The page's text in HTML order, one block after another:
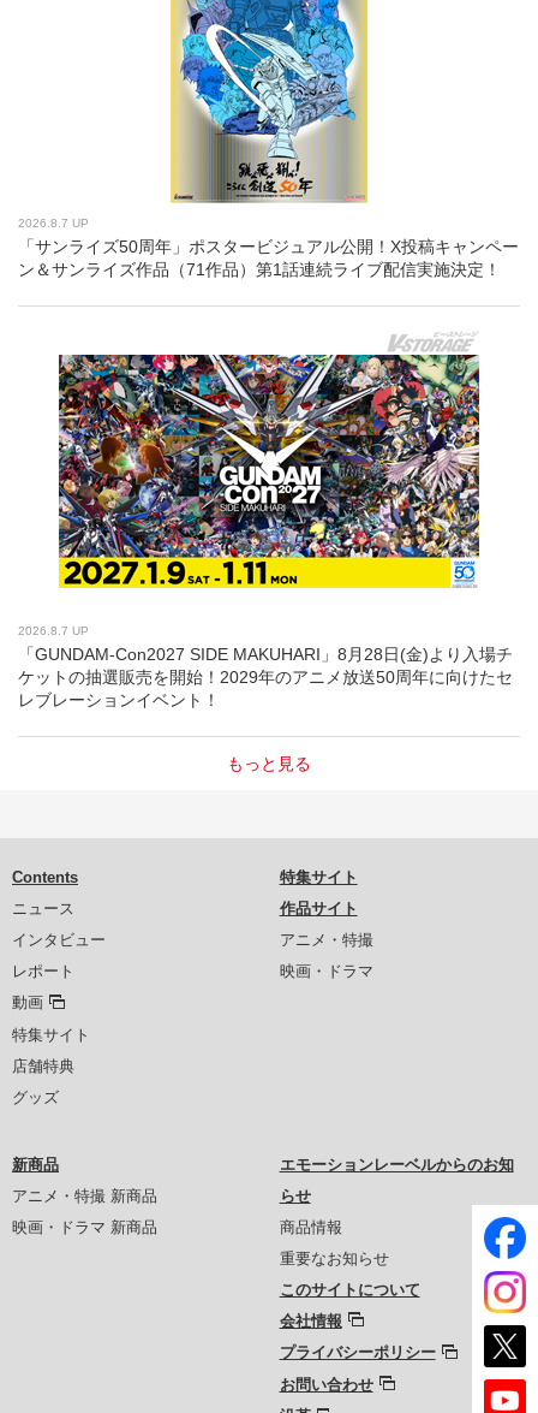
2026.8.7 UP
「サンライズ50周年」ポスタービジュアル公開！X投稿キャンペー
ン＆サンライズ作品（71作品）第1話連続ライブ配信実施決定！
2026.8.7 UP
「GUNDAM-Con2027 SIDE MAKUHARI」8月28日(金)より入場チ
ケットの抽選販売を開始！2029年のアニメ放送50周年に向けたセ
レブレーションイベント！
もっと見る
Contents
ニュース
インタビュー
レポート
動画
特集サイト
店舗特典
グッズ
特集サイト
作品サイト
アニメ・特撮
映画・ドラマ
新商品
アニメ・特撮 新商品
映画・ドラマ 新商品
エモーションレーベルからのお知
らせ
商品情報
重要なお知らせ
このサイトについて
会社情報
プライバシーポリシー
お問い合わせ